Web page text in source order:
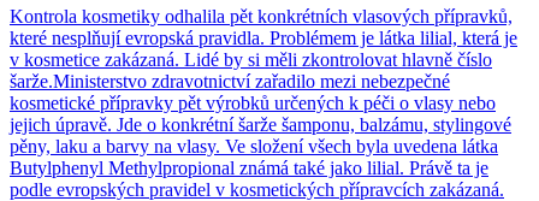
Kontrola kosmetiky odhalila pět konkrétních vlasových přípravků,
které nesplňují evropská pravidla. Problémem je látka lilial, která je
v kosmetice zakázaná. Lidé by si měli zkontrolovat hlavně číslo
šarže.Ministerstvo zdravotnictví zařadilo mezi nebezpečné
kosmetické přípravky pět výrobků určených k péči o vlasy nebo
jejich úpravě. Jde o konkrétní šarže šamponu, balzámu, stylingové
pěny, laku a barvy na vlasy. Ve složení všech byla uvedena látka
Butylphenyl Methylpropional známá také jako lilial. Právě ta je
podle evropských pravidel v kosmetických přípravcích zakázaná.